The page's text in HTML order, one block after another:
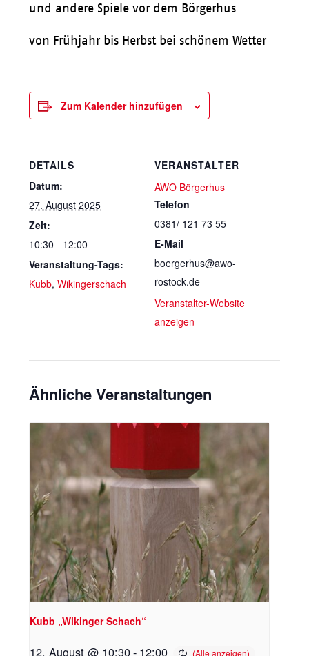
und andere Spiele vor dem Börgerhus
von Frühjahr bis Herbst bei schönem Wetter
Zum Kalender hinzufügen
DETAILS
Datum:
27. August 2025
Zeit:
10:30 - 12:00
Veranstaltung-Tags:
Kubb,Wikingerschach
VERANSTALTER
AWO Börgerhus
Telefon
0381/ 121 73 55
E-Mail
boergerhus@awo-
rostock.de
Veranstalter-Website
anzeigen
Ähnliche Veranstaltungen
Kubb „Wikinger Schach“
12. August @ 10:30- 12:00